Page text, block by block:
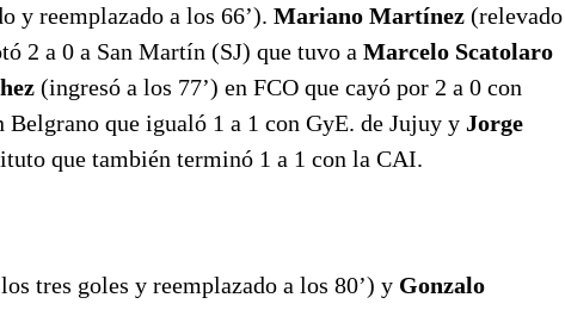
y reemplazado a los 66’). Mariano Martínez (relevado
2 a 0 a San Martín (SJ) que tuvo a Marcelo Scatolaro
(ingresó a los 77’) en FCO que cayó por 2 a 0 con
Belgrano que igualó 1 a 1 con GyE. de Jujuy y Jorge
que también terminó 1 a 1 con la CAI.
tres goles y reemplazado a los 80’) y Gonzalo